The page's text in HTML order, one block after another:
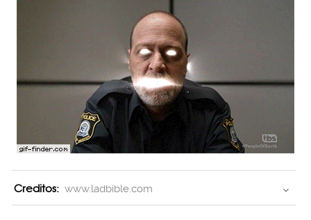
Creditos: www.ladbible.com